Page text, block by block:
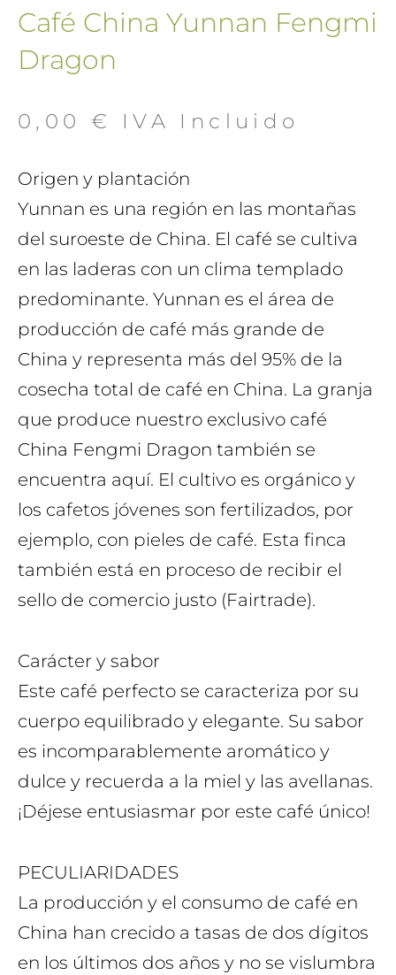
Café China Yunnan Fengmi
Dragon
0,00 € IVA Incluido
Origen y plantación
Yunnan es una región en las montañas
del suroeste de China. El café se cultiva
en las laderas con un clima templado
predominante. Yunnan es el área de
producción de café más grande de
China y representa más del 95% de la
cosecha total de café en China. La granja
que produce nuestro exclusivo café
China Fengmi Dragon también se
encuentra aquí. El cultivo es orgánico y
los cafetos jóvenes son fertilizados, por
ejemplo, con pieles de café. Esta finca
también está en proceso de recibir el
sello de comercio justo (Fairtrade).
Carácter y sabor
Este café perfecto se caracteriza por su
cuerpo equilibrado y elegante. Su sabor
es incomparablemente aromático y
dulce y recuerda a la miel y las avellanas.
¡Déjese entusiasmar por este café único!
PECULIARIDADES
La producción y el consumo de café en
China han crecido a tasas de dos dígitos
en los últimos dos años y no se vislumbra